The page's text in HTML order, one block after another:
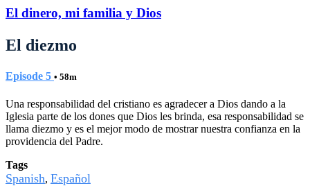
El dinero, mi familia y Dios
El diezmo
Episode 5 • 58m
Una responsabilidad del cristiano es agradecer a Dios dando a la
Iglesia parte de los dones que Dios les brinda, esa responsabilidad se
llama diezmo y es el mejor modo de mostrar nuestra confianza en la
providencia del Padre.
Tags
Spanish, Español